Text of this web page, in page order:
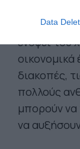
Data
έχει
ενόψει του
οικονομικά
διακοπές,
πολλούς
μπορούν να
να